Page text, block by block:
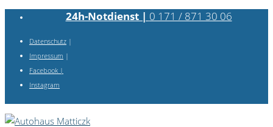
24h-Notdienst | 0 171 / 871 30 06
Datenschutz |
Impressum |
Facebook |
Instagram